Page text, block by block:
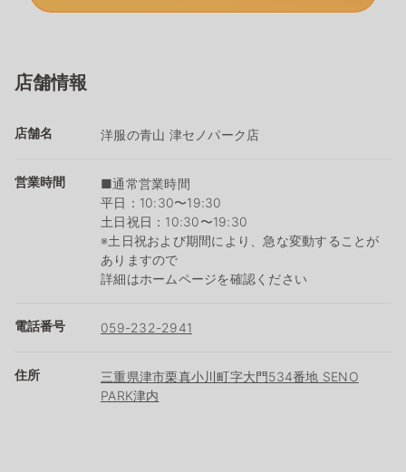
店舗情報
店舗名 洋服の青山 津セノパーク店
営業時間
■通常営業時間
平日：10:30〜19:30
土日祝日：10:30〜19:30
※土日祝および期間により、急な変動することが
ありますので
詳細はホームページを確認ください
電話番号 059-232-2941
住所
三重県津市栗真小川町字大門534番地 SENO
PARK津内